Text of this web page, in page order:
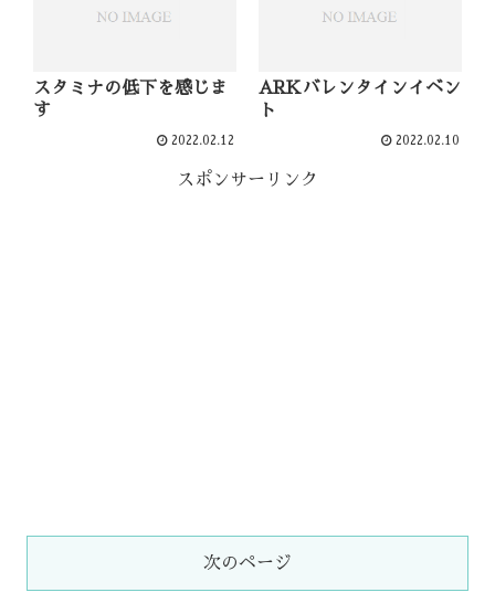
スタミナの低下を感じま
す
2022.02.12
ARKバレンタインイベン
ト
2022.02.10
スポンサーリンク
次のページ